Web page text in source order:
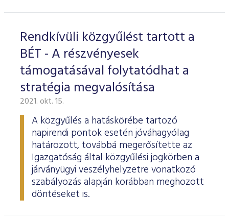
Rendkívüli közgyűlést tartott a
BÉT - A részvényesek
támogatásával folytatódhat a
stratégia megvalósítása
2021. okt. 15.
A közgyűlés a hatáskörébe tartozó
napirendi pontok esetén jóváhagyólag
határozott, továbbá megerősítette az
Igazgatóság által közgyűlési jogkörben a
járványügyi veszélyhelyzetre vonatkozó
szabályozás alapján korábban meghozott
döntéseket is.